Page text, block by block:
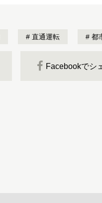
直通運転 都
Facebookでシ